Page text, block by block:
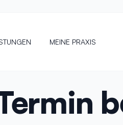
MEINE PRAXIS